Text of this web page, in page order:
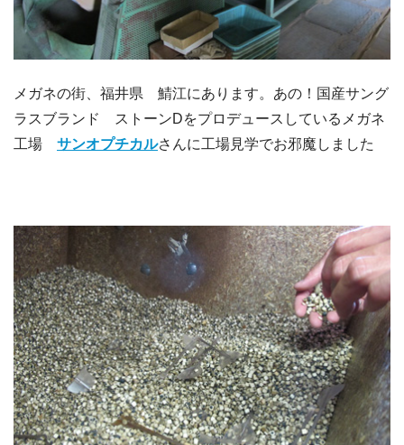
メガネの街、福井県 鯖江にあります。あの！国産サング
ラスブランド ストーンDをプロデュースしているメガネ
工場 サンオプチカルさんに工場見学でお邪魔しました